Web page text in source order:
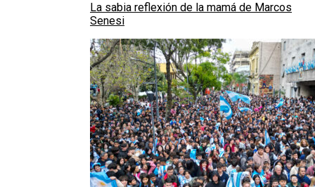
La sabia reflexión de la mamá de Marcos
Senesi